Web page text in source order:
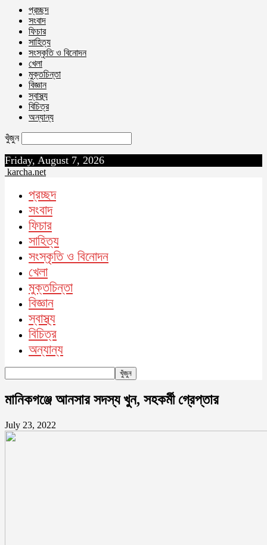
প্রচ্ছদ
সংবাদ
ফিচার
সাহিত্য
সংস্কৃতি ও বিনোদন
খেলা
মুক্তচিন্তা
বিজ্ঞান
স্বাস্থ্য
বিচিত্র
অন্যান্য
খুঁজুন
Friday, August 7, 2026
karcha.net
প্রচ্ছদ
সংবাদ
ফিচার
সাহিত্য
সংস্কৃতি ও বিনোদন
খেলা
মুক্তচিন্তা
বিজ্ঞান
স্বাস্থ্য
বিচিত্র
অন্যান্য
মানিকগঞ্জে আনসার সদস্য খুন, সহকর্মী গ্রেপ্তার
July 23, 2022